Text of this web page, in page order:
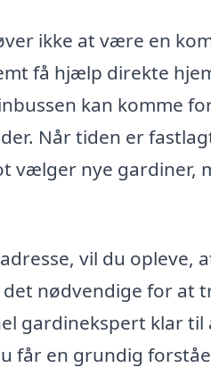
ikke at være en
få hjælp direkte
kan komme
Når tiden er
vælger nye gardiner,
vil du opleve,
nødvendige for
gardinekspert klar
får en grundig